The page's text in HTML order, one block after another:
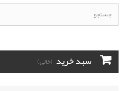
سبد خرید (خالی)